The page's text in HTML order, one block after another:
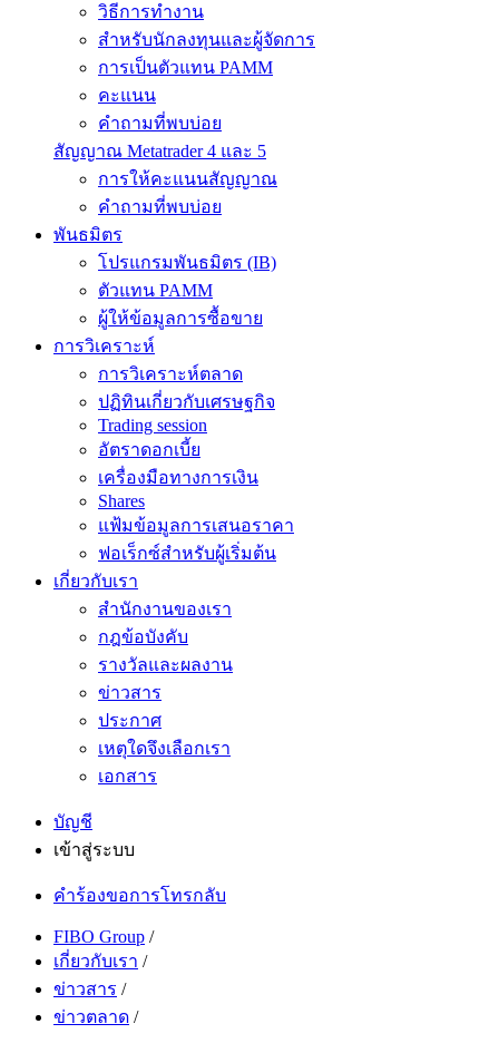
วิธีการทำงาน
สำหรับนักลงทุนและผู้จัดการ
การเป็นตัวแทน PAMM
คะแนน
คำถามที่พบบ่อย
สัญญาณ Metatrader 4 และ 5
การให้คะแนนสัญญาณ
คำถามที่พบบ่อย
พันธมิตร
โปรแกรมพันธมิตร (IB)
ตัวแทน PAMM
ผู้ให้ข้อมูลการซื้อขาย
การวิเคราะห์
การวิเคราะห์ตลาด
ปฏิทินเกี่ยวกับเศรษฐกิจ
Trading session
อัตราดอกเบี้ย
เครื่องมือทางการเงิน
Shares
แฟ้มข้อมูลการเสนอราคา
ฟอเร็กซ์สำหรับผู้เริ่มต้น
เกี่ยวกับเรา
สำนักงานของเรา
กฎข้อบังคับ
รางวัลและผลงาน
ข่าวสาร
ประกาศ
เหตุใดจึงเลือกเรา
เอกสาร
บัญชี
เข้าสู่ระบบ
คำร้องขอการโทรกลับ
FIBO Group /
เกี่ยวกับเรา /
ข่าวสาร /
ข่าวตลาด /